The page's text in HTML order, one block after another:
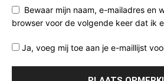
Bewaar mijn naam, e-mailadres en
browser voor de volgende keer dat ik
Ja, voeg mij toe aan je e-maillijst